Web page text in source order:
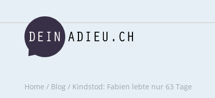
Home / Blog / Kindstod: Fabien lebte nur 63 Tage